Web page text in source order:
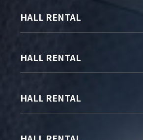
HALL RENTAL
HALL RENTAL
HALL RENTAL